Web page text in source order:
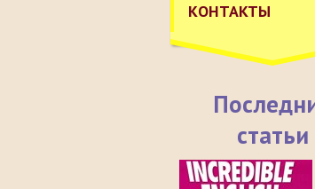
КОНТАКТЫ
статьи